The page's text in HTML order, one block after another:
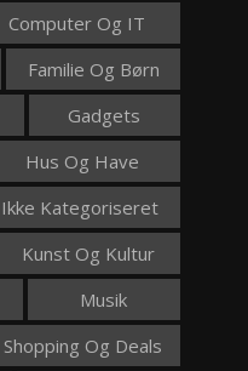
Computer Og IT
Familie Og Børn
Gadgets
Hus Og Have
Ikke Kategoriseret
Kunst Og Kultur
Musik
Shopping Og Deals